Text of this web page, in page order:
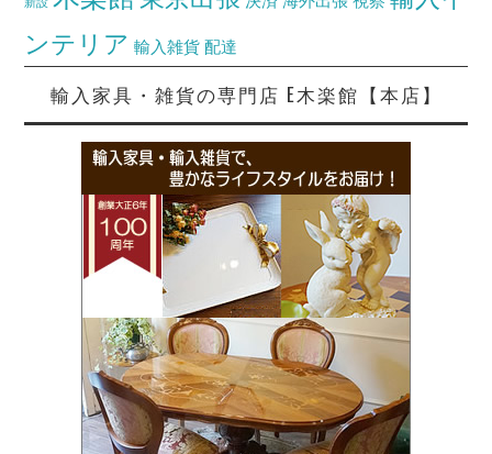
ンテリア 輸入雑貨 配達
輸入家具・雑貨の専門店 E木楽館【本店】